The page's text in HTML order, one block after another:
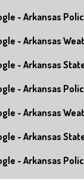
- Arkansas
- Arkansas
- Arkansas
- Arkansas
- Arkansas
- Arkansas
- Arkansas